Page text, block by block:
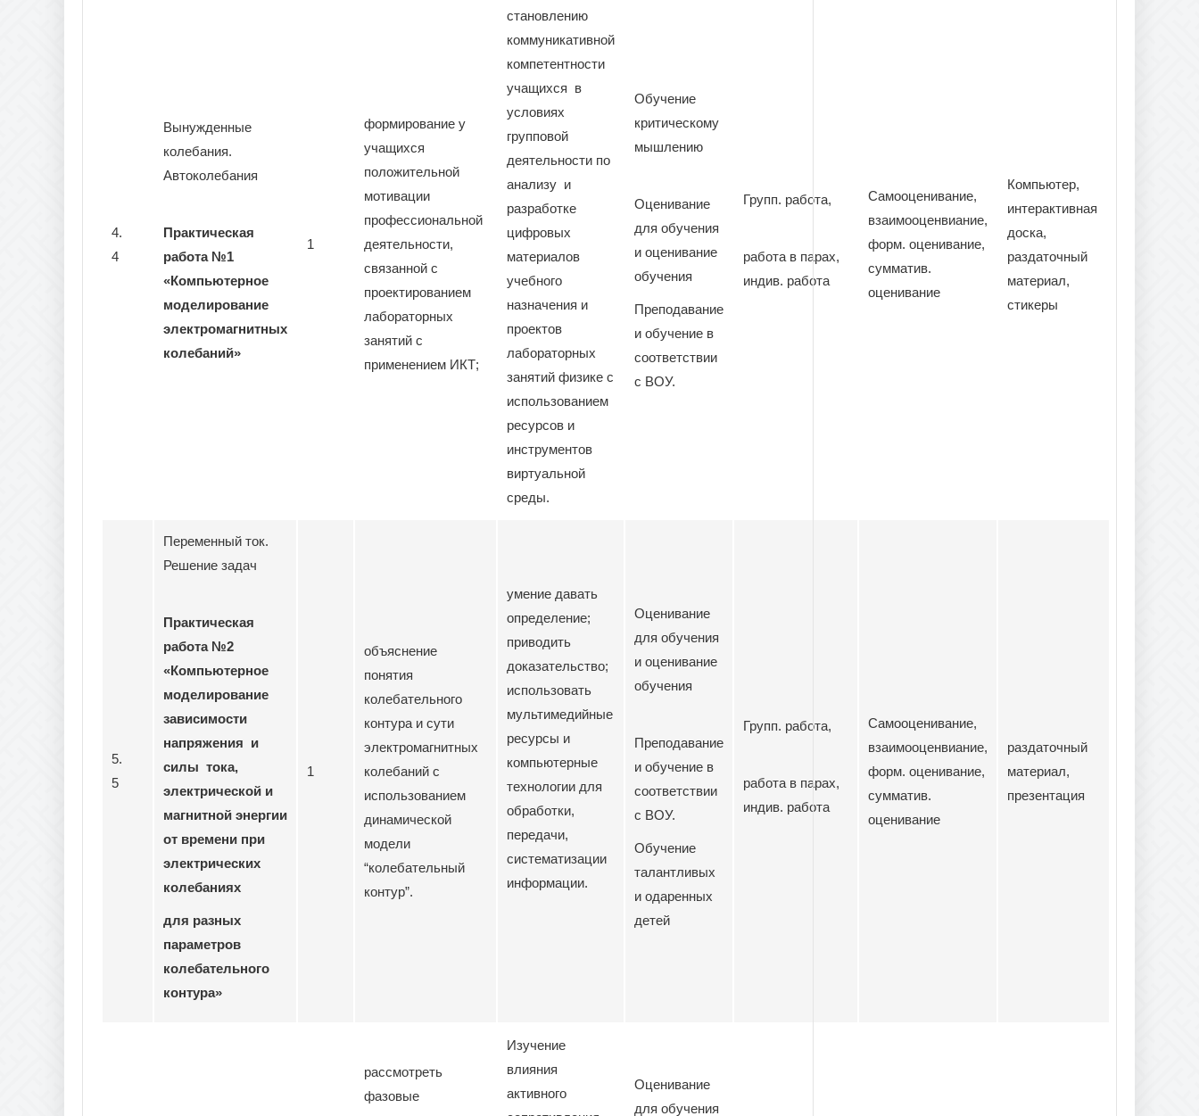
4.
4
Вынужденные
колебания.
Автоколебания
Практическая
работа №1
«Компьютерное
моделирование
электромагнитных
колебаний»
1
формирование у
учащихся
положительной
мотивации
профессиональной
деятельности,
связанной с
проектированием
лабораторных
занятий с
применением ИКТ;
становлению
коммуникативной
компетентности
учащихся в
условиях
групповой
деятельности по
анализу и
разработке
цифровых
материалов
учебного
назначения и
проектов
лабораторных
занятий физике с
использованием
ресурсов и
инструментов
виртуальной
среды.
Обучение
критическому
мышлению
Оценивание
для обучения
и оценивание
обучения
Преподавание
и обучение в
соответствии
с ВОУ.
Групп. работа,
работа в парах,
индив. работа
Самооценивание,
взаимооценвиание,
форм. оценивание,
сумматив.
оценивание
Компьютер,
интерактивная
доска,
раздаточный
материал,
стикеры
5.
5
Переменный ток.
Решение задач
Практическая
работа №2
«Компьютерное
моделирование
зависимости
напряжения и
силы тока,
электрической и
магнитной энергии
от времени при
электрических
колебаниях
для разных
параметров
колебательного
контура»
1
объяснение
понятия
колебательного
контура и сути
электромагнитных
колебаний с
использованием
динамической
модели
“колебательный
контур”.
умение давать
определение;
приводить
доказательство;
использовать
мультимедийные
ресурсы и
компьютерные
технологии для
обработки,
передачи,
систематизации
информации.
Оценивание
для обучения
и оценивание
обучения
Преподавание
и обучение в
соответствии
с ВОУ.
Обучение
талантливых
и одаренных
детей
Групп. работа,
работа в парах,
индив. работа
Самооценивание,
взаимооценвиание,
форм. оценивание,
сумматив.
оценивание
раздаточный
материал,
презентация
рассмотреть
фазовые
Изучение
влияния
активного
Оценивание
для обучения